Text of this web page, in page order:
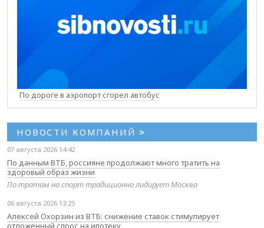
По дороге в аэропорт сгорел автобус
НОВОСТИ КОМПАНИЙ >
07 августа 2026 14:42
По данным ВТБ, россияне продолжают много тратить на
здоровый образ жизни
По тратам на спорт традиционно лидирует Москва
06 августа 2026 13:25
Алексей Охорзин из ВТБ: снижение ставок стимулирует
отложенный спрос на ипотеку